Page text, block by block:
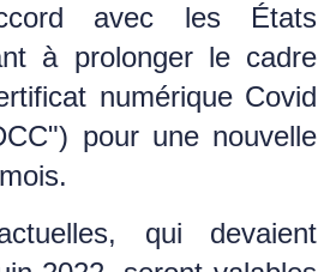
avec les États
à prolonger le cadre
numérique Covid
pour une nouvelle
qui devaient